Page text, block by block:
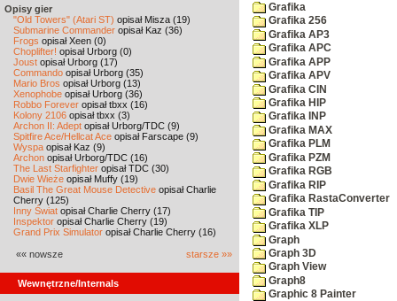
Opisy gier
"Old Towers" (Atari ST) opisał Misza (19)
Submarine Commander opisał Kaz (36)
Frogs opisał Xeen (0)
Choplifter! opisał Urborg (0)
Joust opisał Urborg (17)
Commando opisał Urborg (35)
Mario Bros opisał Urborg (13)
Xenophobe opisał Urborg (36)
Robbo Forever opisał tbxx (16)
Kolony 2106 opisał tbxx (3)
Archon II: Adept opisał Urborg/TDC (9)
Spitfire Ace/Hellcat Ace opisał Farscape (9)
Wyspa opisał Kaz (9)
Archon opisał Urborg/TDC (16)
The Last Starfighter opisał TDC (30)
Dwie Wieże opisał Muffy (19)
Basil The Great Mouse Detective opisał Charlie
Cherry (125)
Inny Świat opisał Charlie Cherry (17)
Inspektor opisał Charlie Cherry (19)
Grand Prix Simulator opisał Charlie Cherry (16)
«« nowsze starsze »»
Wewnętrzne/Internals
Grafika
Grafika 256
Grafika AP3
Grafika APC
Grafika APP
Grafika APV
Grafika CIN
Grafika HIP
Grafika INP
Grafika MAX
Grafika PLM
Grafika PZM
Grafika RGB
Grafika RIP
Grafika RastaConverter
Grafika TIP
Grafika XLP
Graph
Graph 3D
Graph View
Graph8
Graphic 8 Painter